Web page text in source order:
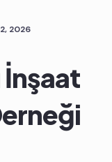
2026
İnşaat